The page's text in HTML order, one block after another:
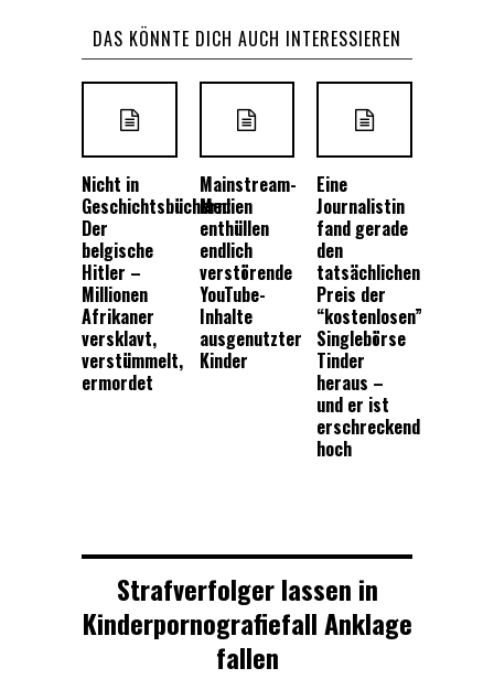
DAS KÖNNTE DICH AUCH INTERESSIEREN
Nicht in
Geschichtsbüchern:
Der
belgische
Hitler –
Millionen
Afrikaner
versklavt,
verstümmelt,
ermordet
Mainstream-
Medien
enthüllen
endlich
verstörende
YouTube-
Inhalte
ausgenutzter
Kinder
Eine
Journalistin
fand gerade
den
tatsächlichen
Preis der
“kostenlosen”
Singlebörse
Tinder
heraus –
und er ist
erschreckend
hoch
Strafverfolger lassen in
Kinderpornografiefall Anklage
fallen